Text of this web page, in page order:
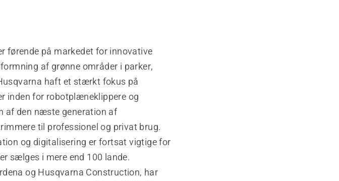
førende på markedet for innovative
af grønne områder i parker,
haft et stærkt fokus på
inden for robotplæneklippere og
af den næste generation af
til professionel og privat brug.
og digitalisering er fortsat vigtige for
sælges i mere end 100 lande.
og Husqvarna Construction, har